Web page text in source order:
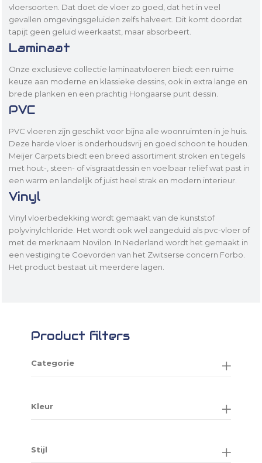
vloersoorten. Dat doet de vloer zo goed, dat het in veel
gevallen omgevingsgeluiden zelfs halveert. Dit komt doordat
tapijt geen geluid weerkaatst, maar absorbeert.
Laminaat
Onze exclusieve collectie laminaatvloeren biedt een ruime
keuze aan moderne en klassieke dessins, ook in extra lange en
brede planken en een prachtig Hongaarse punt dessin.
PVC
PVC vloeren zijn geschikt voor bijna alle woonruimten in je huis.
Deze harde vloer is onderhoudsvrij en goed schoon te houden.
Meijer Carpets biedt een breed assortiment stroken en tegels
met hout-, steen- of visgraatdessin en voelbaar reliëf wat past in
een warm en landelijk of juist heel strak en modern interieur.
Vinyl
Vinyl vloerbedekking wordt gemaakt van de kunststof
polyvinylchloride. Het wordt ook wel aangeduid als pvc-vloer of
met de merknaam Novilon. In Nederland wordt het gemaakt in
een vestiging te Coevorden van het Zwitserse concern Forbo.
Het product bestaat uit meerdere lagen.
Product filters
Categorie
Kleur
Stijl